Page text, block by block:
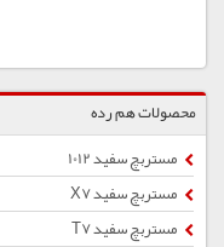
محصولات هم رده
مستربچ سفید 1012
مستربچ سفید X7
مستربچ سفید T7